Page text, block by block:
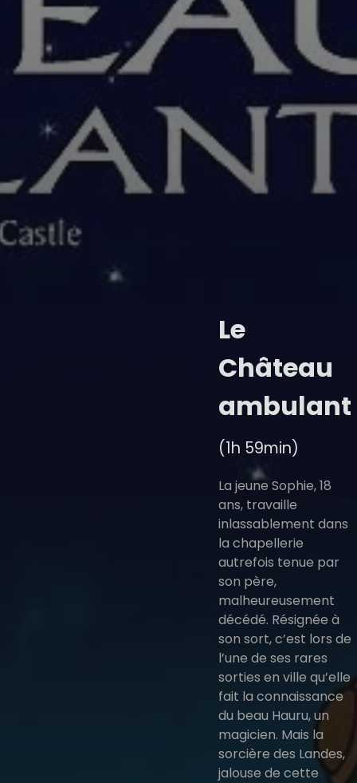
Le
Château
ambulant
(1h 59min)
La jeune Sophie, 18
ans, travaille
inlassablement dans
la chapellerie
autrefois tenue par
son père,
malheureusement
décédé. Résignée à
son sort, c’est lors de
l’une de ses rares
sorties en ville qu’elle
fait la connaissance
du beau Hauru, un
magicien. Mais la
sorcière des Landes,
jalouse de cette